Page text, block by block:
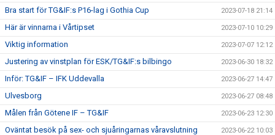
Bra start för TG&IF:s P16-lag i Gothia Cup 2023-07-18 21:14
Här är vinnarna i Vårtipset 2023-07-10 10:29
Viktig information 2023-07-07 12:12
Justering av vinstplan för ESK/TG&IF:s bilbingo 2023-06-30 18:32
Inför: TG&IF – IFK Uddevalla 2023-06-27 14:47
Ulvesborg 2023-06-27 08:48
Målen från Götene IF – TG&IF 2023-06-23 12:30
Oväntat besök på sex- och sjuåringarnas våravslutning 2023-06-22 10:03